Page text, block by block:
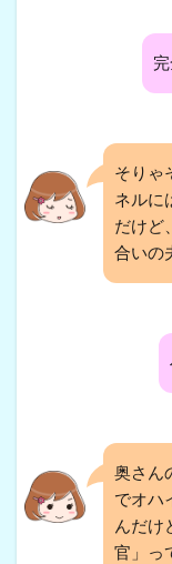
そりゃ
ネルに
だけど
合いの
奥さん
でオハ
んだけ
官」っ